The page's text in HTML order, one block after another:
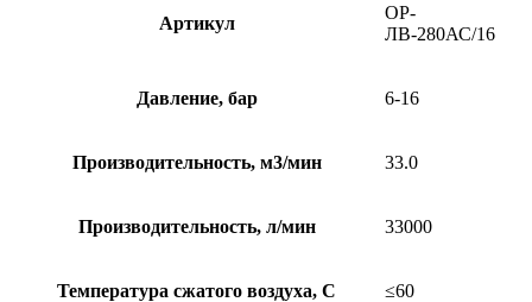
Артикул
ОР-
ЛВ-280АС/16
Давление, бар 6-16
Производительность, м3/мин 33.0
Производительность, л/мин 33000
Температура сжатого воздуха, С ≤60